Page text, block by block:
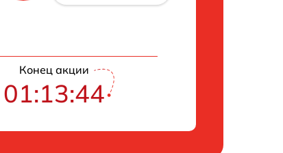
Конец акции
01:13:43